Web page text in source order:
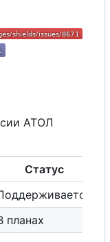
АТОЛ
Статус
планах